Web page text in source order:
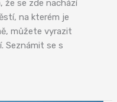
že se zde nachází
na kterém je
můžete vyrazit
Seznámit se s